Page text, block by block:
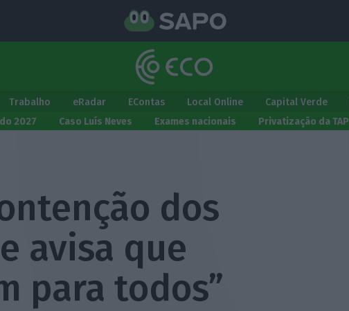
Trabalho eRadar EContas Local Online Capital Verde
2027
Caso Luís Neves Exames nacionais Privatização da TAP
dos
avisa que
para todos”